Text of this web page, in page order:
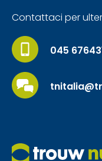
Contattaci per
045